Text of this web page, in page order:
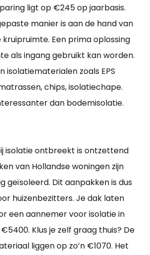
ligt op €245 op jaarbasis.
manier is aan de hand van
Een prima oplossing
als ingang gebruikt kan worden.
isolatiematerialen zoals EPS
chips, isolatiechape.
dan bodemisolatie.
isolatie ontbreekt is ontzettend
van Hollandse woningen zijn
geïsoleerd. Dit aanpakken is dus
huizenbezitters. Je dak laten
een aannemer voor isolatie in
€5400. Klus je zelf graag thuis? De
liggen op zo’n €1070. Het